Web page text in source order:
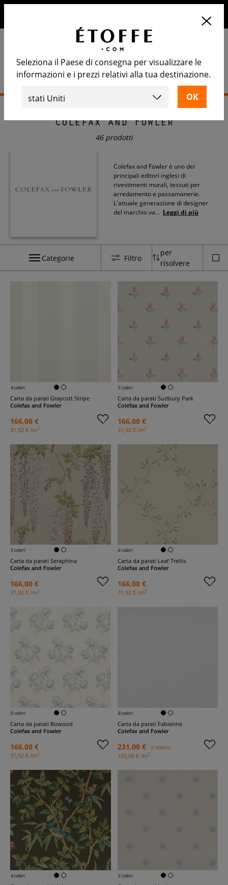
> Colefax and Fowler
Colefax and Fowler
46 prodotti
Colefax and Fowler è uno dei
principali editori inglesi di
rivestimenti murali, tessuti per
arredamento e passamanerie.
L'attuale generazione di designer
del marchio va... Leggi di più
Categorie Filtro
per
risolvere
4 colori
Carta da parati Graycott Stripe
Colefax and Fowler
166,00 €
31,92 € /m2
5 colori
Carta da parati Sudbury Park
Colefax and Fowler
166,00 €
31,92 € /m2
5 colori
Carta da parati Seraphina
Colefax and Fowler
166,00 €
31,92 € /m2
4 colori
Carta da parati Leaf Trellis
Colefax and Fowler
166,00 €
31,92 € /m2
5 colori
Carta da parati Bowood
Colefax and Fowler
166,00 €
31,92 € /m2
8 colori
Carta da parati Fabienne
Colefax and Fowler
231,00 €
il metro
165,00 € /m2
4 colori 5 colori
Seleziona il Paese di consegna per visualizzare le
informazioni e i prezzi relativi alla tua destinazione.